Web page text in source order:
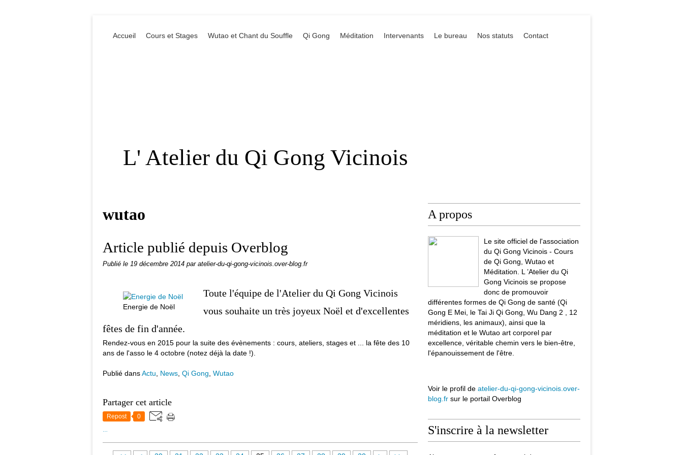
L' Atelier du Qi Gong Vicinois
Accueil Cours et Stages Wutao et Chant du Souffle Qi Gong Méditation Intervenants Le bureau Nos statuts Contact
wutao
Article publié depuis Overblog
Publié le 19 décembre 2014 par atelier-du-qi-gong-vicinois.over-blog.fr
Energie de Noël
Toute l'équipe de l'Atelier du Qi Gong Vicinois
vous souhaite un très joyeux Noël et d'excellentes
fêtes de fin d'année.
Rendez-vous en 2015 pour la suite des évènements : cours, ateliers, stages et ... la fête des 10
ans de l'asso le 4 octobre (notez déjà la date !).
Publié dansActu News Qi Gong Wutao
Partager cet article
Repost 0
A propos
Le site officiel de l'association
du Qi Gong Vicinois - Cours
de Qi Gong, Wutao et
Méditation. L ’Atelier du Qi
Gong Vicinois se propose
donc de promouvoir
différentes formes de Qi Gong de santé (Qi
Gong E Mei, le Tai Ji Qi Gong, Wu Dang 2 , 12
méridiens, les animaux), ainsi que la
méditation et le Wutao art corporel par
excellence, véritable chemin vers le bien-être,
l'épanouissement de l'être.
Voir le profil de atelier-du-qi-gong-vicinois.over-
blog.fr sur le portail Overblog
S'inscrire à la newsletter